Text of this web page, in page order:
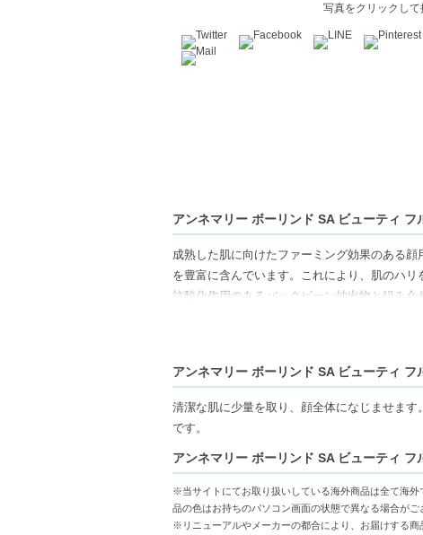
写真をクリックして
アンネマリー ボーリンド SA ビューティ
成熟した肌に向けたファーミング効果のある
を豊富に含んでいます。これにより、肌のハリ
抗酸化作用のあるバックビーン抽出物と組み合
肌のトーンや密度、弾力感を向上させ、より
【ご注意ください】
◇こちらの商品は代引きでの発送ができかね
◇お届け日・お時間帯指定は承っておりません
◇上記注意書き記載がある商品の合計金額が
◇1件のご注文でも倉庫が異なる場合や配送用
アンネマリー ボーリンド SA ビューティ
清潔な肌に少量を取り、顔全体になじませま
です。
アンネマリー ボーリンド SA ビューティ
※当サイトにてお取り扱いしている海外商品は全て海
品の色はお持ちのパソコン画面の状態で異なる場合がご
※リニューアルやメーカーの都合により、お届けする